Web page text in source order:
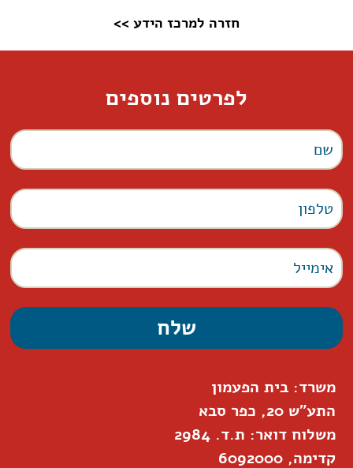
חזרה למרכז הידע >>
לפרטים נוספים
משרד: בית הפעמון
התע"ש 20, כפר סבא
משלוח דואר: ת.ד. 2984
קדימה, 6092000